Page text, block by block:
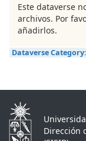
Este dataverse
archivos. Por
añadirlos.
Dataverse Category:
Dirección